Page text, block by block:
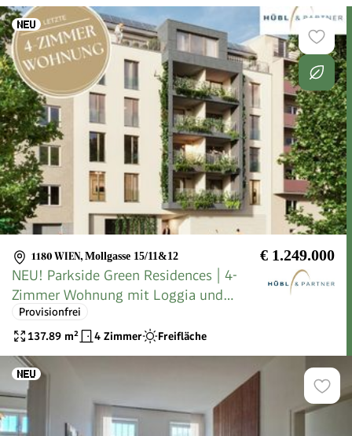
1180 WIEN, Mollgasse 15/11&12 € 1.249.000
NEU! Parkside Green Residences | 4-
Zimmer Wohnung mit Loggia und
direktem Blick in den Park
Provisionfrei
137.89 m² 4 Zimmer Freifläche